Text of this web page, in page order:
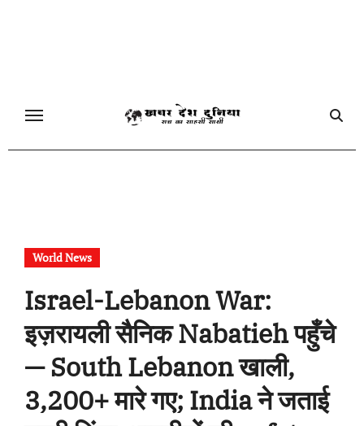
World News
Israel-Lebanon War:
इज़रायली सैनिक Nabatieh पहुँचे
— South Lebanon खाली,
3,200+ मारे गए; India ने जताई